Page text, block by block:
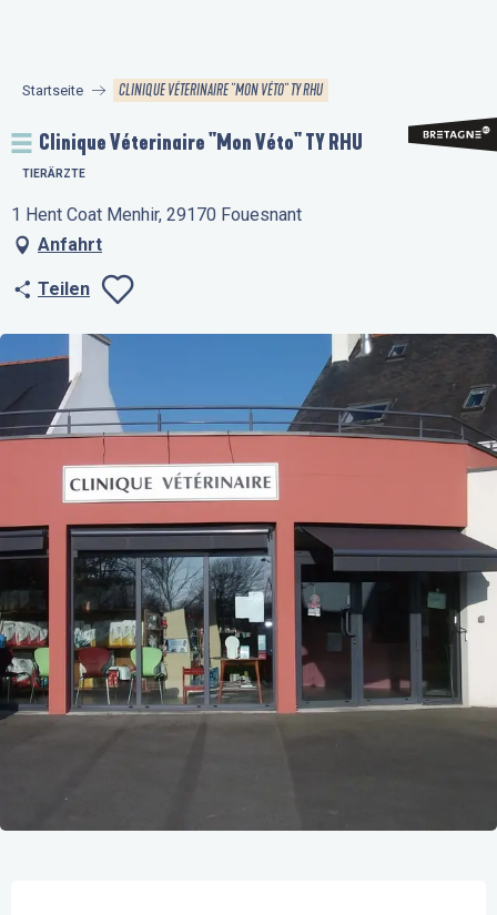
principal
Startseite CLINIQUE VÉTERINAIRE "MON VÉTO" TY RHU
Clinique Véterinaire "Mon Véto" TY RHU
TIERÄRZTE
1 Hent Coat Menhir, 29170 Fouesnant
Anfahrt
Teilen
Ajouter aux